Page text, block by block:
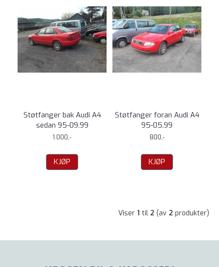
Støtfanger bak Audi A4
sedan 95-09.99
1.000,-
KJØP
Støtfanger foran Audi A4
95-05.99
800,-
KJØP
Viser 1 til 2 (av 2 produkter)